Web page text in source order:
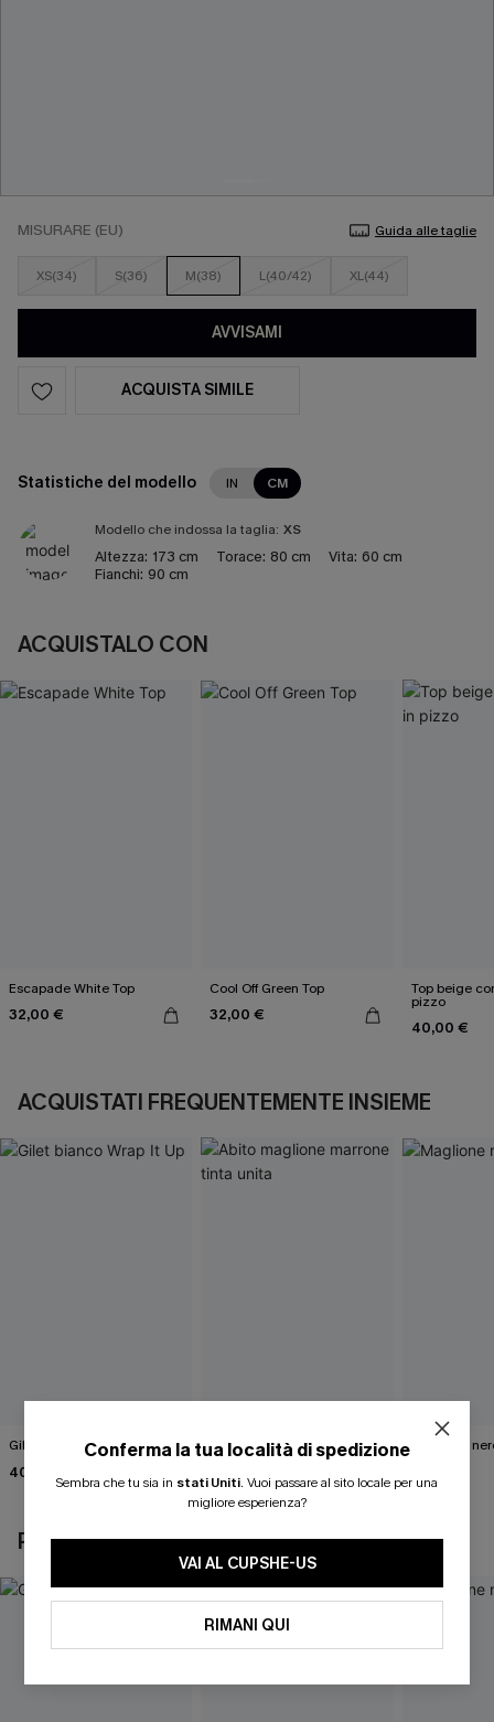
MISURARE (EU) Guida alle taglie
XS(34) S(36) M(38) L(40/42) XL(44)
AVVISAMI
ACQUISTA SIMILE
Statistiche del modello IN CM
Modello che indossa la taglia: XS
Altezza: 173 cm Torace: 80 cm Vita: 60 cm
Fianchi: 90 cm
ACQUISTALO CON
Escapade White Top
32,00 €
Cool Off Green Top
32,00 €
Top beige
pizzo
40,00 €
ACQUISTATI FREQUENTEMENTE INSIEME
Gilet bianco Wrap It Up
40,00 €
Abito maglione marrone
tinta unita
46,00 €
Maglione
40,00 €
POTREBBE INTERESSARTI ANCHE
Conferma la tua località di spedizione
Sembra che tu sia in stati Uniti. Vuoi passare al sito locale per una
migliore esperienza?
VAI AL CUPSHE-US
RIMANI QUI